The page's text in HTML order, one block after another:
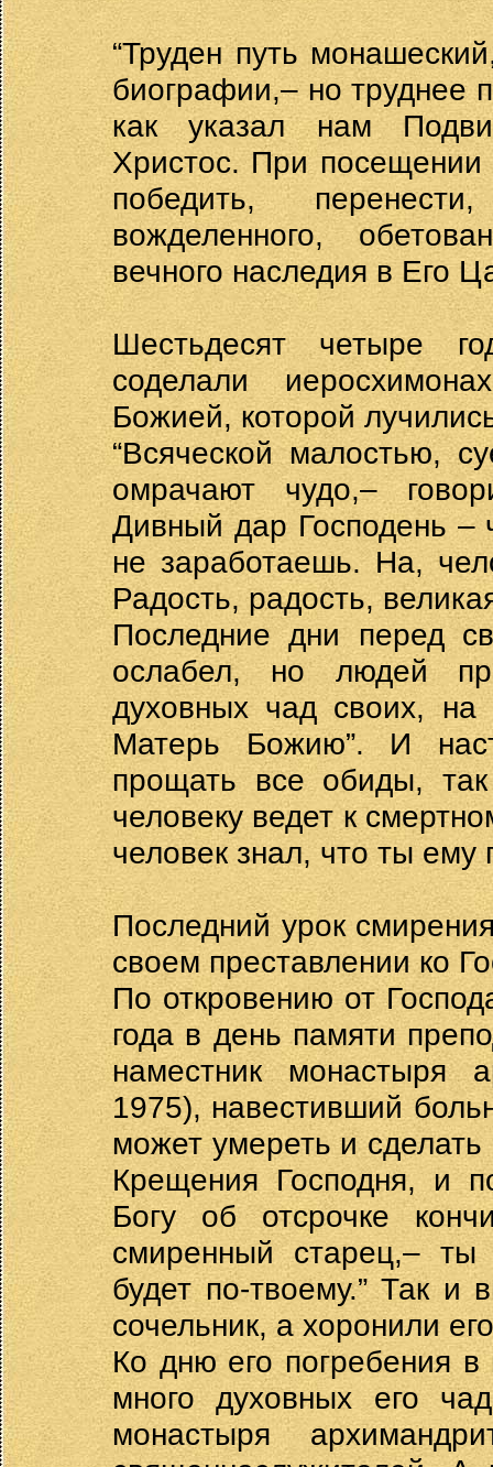
“Труден путь
биографии,– но труднее
как указал нам
Христос. При посещении
победить,
вожделенного,
вечного наследия в Его
Шестьдесят четыре
соделали
Божией, которой
“Всяческой малостью,
омрачают чудо,–
Дивный дар Господень –
не заработаешь. На,
Радость, радость,
Последние дни перед
ослабел, но людей
духовных чад своих, на
Матерь Божию”. И
прощать все обиды,
человеку ведет к
человек знал, что ты ему
Последний урок
своем преставлении ко
По откровению от
года в день памяти
наместник монастыря
1975), навестивший
может умереть и
Крещения Господня, и
Богу об отсрочке
смиренный старец,– ты
будет по-твоему.” Так
сочельник, а хоронили
Ко дню его погребения
много духовных его
монастыря